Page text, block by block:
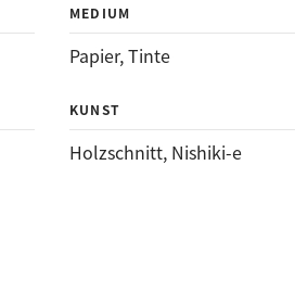
MEDIUM
Papier, Tinte
KUNST
Holzschnitt, Nishiki-e